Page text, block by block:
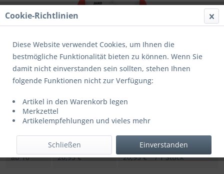
UVP: 34,99 € *
Menge
Stückpreis
Grundpreis
bis9 27,90 € * 27,90 € * / 1 Stück
ab10 20,95 € * 20,95 € * / 1 Stück
Cookie-Richtlinien
Diese Website verwendet Cookies, um Ihnen die
bestmögliche Funktionalität bieten zu können. Wenn Sie
damit nicht einverstanden sein sollten, stehen Ihnen
folgende Funktionen nicht zur Verfügung:
Artikel in den Warenkorb legen
Merkzettel
Artikelempfehlungen und vieles mehr
Einverstanden
Schließen